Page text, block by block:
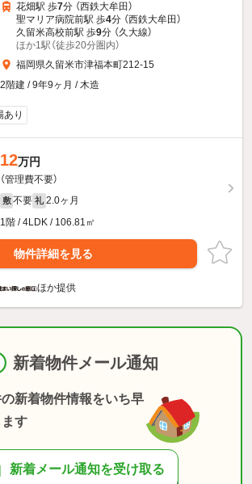
花畑駅 歩7分 （西鉄大牟田）
聖マリア病院前駅 歩4分 （西鉄大牟田）
久留米高校前駅 歩9分 （久大線）
ほか1駅（徒歩20分圏内）
福岡県久留米市津福本町212-15
2階建 / 9年9ヶ月 / 木造
あり
12万円
（管理費不要）
敷 不要 礼 2.0ヶ月
1階 / 4LDK / 106.81㎡
物件詳細を見る
ほか提供
新着物件メール通知
新着物件情報をいち早
す
新着メール通知を受け取る